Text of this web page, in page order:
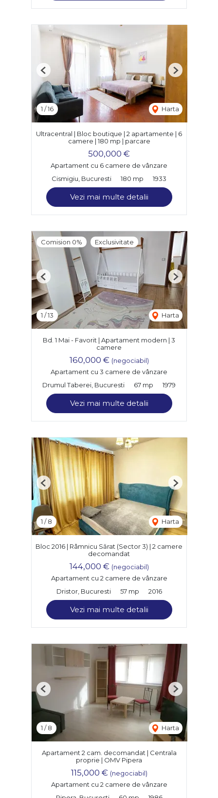
1 /16 Harta
Previous Next
Ultracentral | Bloc boutique | 2 apartamente | 6
camere | 180 mp | parcare
500,000 €
Apartament cu 6 camere de vânzare
Cismigiu, Bucuresti
180 mp 1933
Vezi mai multe detalii
Comision 0% Exclusivitate
1 /13 Harta
Previous Next
Bd. 1 Mai - Favorit | Apartament modern | 3
camere
160,000 € (negociabil)
Apartament cu 3 camere de vânzare
Drumul Taberei, Bucuresti
67 mp 1979
Vezi mai multe detalii
1 /8 Harta
Previous Next
Bloc 2016 | Râmnicu Sărat (Sector 3) | 2 camere
decomandat
144,000 € (negociabil)
Apartament cu 2 camere de vânzare
Dristor, Bucuresti
57 mp 2016
Vezi mai multe detalii
1 /8 Harta
Previous Next
Apartament 2 cam. decomandat | Centrala
proprie | OMV Pipera
115,000 € (negociabil)
Apartament cu 2 camere de vânzare